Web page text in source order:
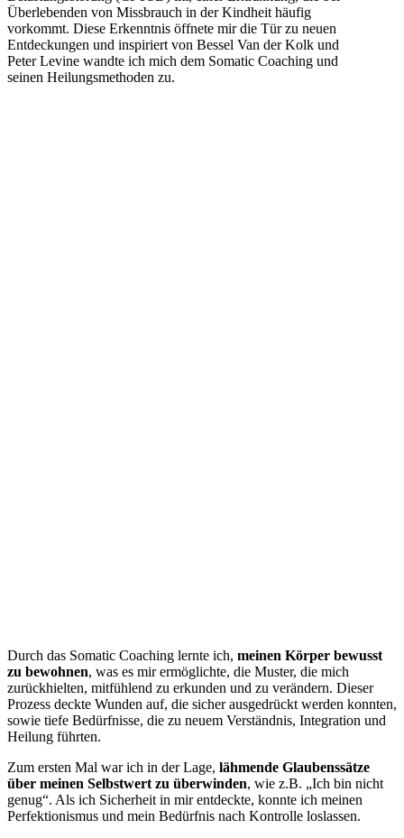
Überlebenden von Missbrauch in der Kindheit häufig
vorkommt. Diese Erkenntnis öffnete mir die Tür zu neuen
Entdeckungen und inspiriert von Bessel Van der Kolk und
Peter Levine wandte ich mich dem Somatic Coaching und
seinen Heilungsmethoden zu.
Durch das Somatic Coaching lernte ich, meinen Körper bewusst
zu bewohnen, was es mir ermöglichte, die Muster, die mich
zurückhielten, mitfühlend zu erkunden und zu verändern. Dieser
Prozess deckte Wunden auf, die sicher ausgedrückt werden konnten,
sowie tiefe Bedürfnisse, die zu neuem Verständnis, Integration und
Heilung führten.
Zum ersten Mal war ich in der Lage, lähmende Glaubenssätze
über meinen Selbstwert zu überwinden, wie z.B. „Ich bin nicht
genug“. Als ich Sicherheit in mir entdeckte, konnte ich meinen
Perfektionismus und mein Bedürfnis nach Kontrolle loslassen.